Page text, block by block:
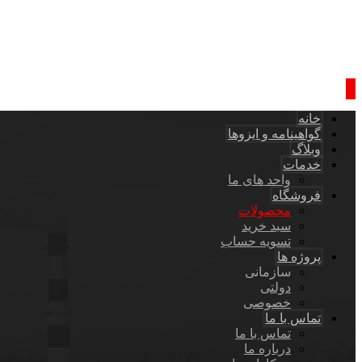
خانه
گواهینامه و ایزوها
وبلاگ
خدمات
واحد های ما
فروشگاه
محصولات
سبد خرید
تسویه حساب
پروژه ها
سازمانی
دولتی
خصوصی
تماس با ما
تماس با ما
درباره ما